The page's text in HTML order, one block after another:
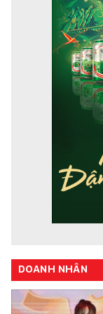
DOANH NHÂN